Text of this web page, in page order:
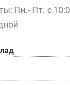
Пн.- Пт. с